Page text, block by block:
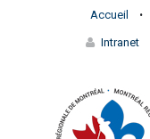
Accueil
Intranet